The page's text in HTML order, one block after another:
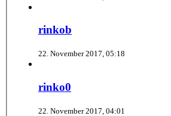
rinkob
22. November 2017, 05:18
rinko0
22. November 2017, 04:01